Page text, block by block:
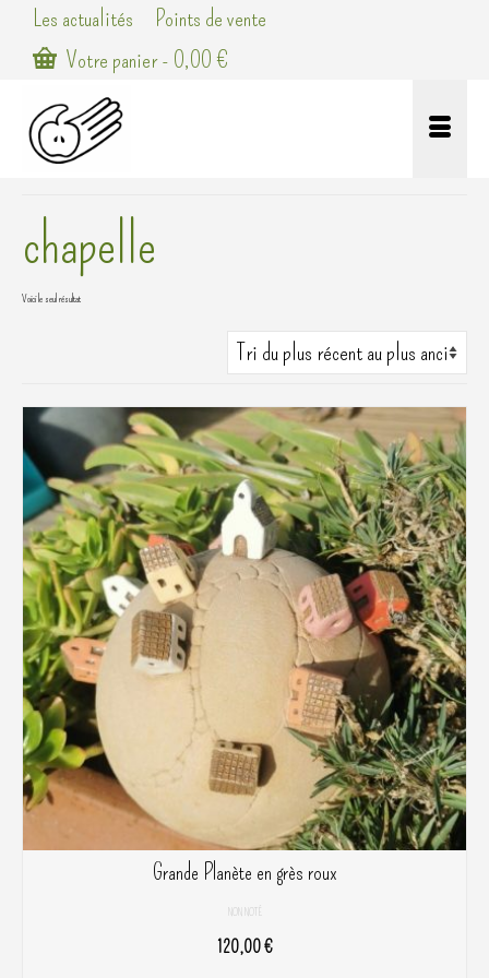
Les actualités
Points de vente
Votre panier- 0,00€
chapelle
Voici le seul résultat
Grande Planète en grès roux
NON NOTÉ
120,00€